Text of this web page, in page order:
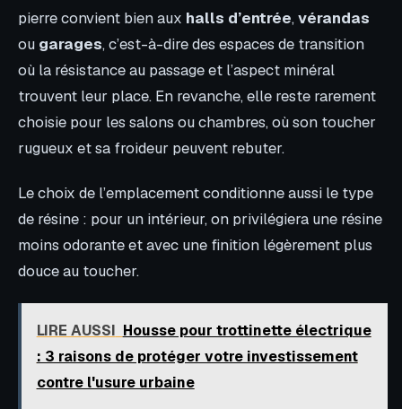
pierre convient bien aux halls d’entrée,vérandas
ou garages, c’est-à-dire des espaces de transition
où la résistance au passage et l’aspect minéral
trouvent leur place. En revanche, elle reste rarement
choisie pour les salons ou chambres, où son toucher
rugueux et sa froideur peuvent rebuter.
Le choix de l’emplacement conditionne aussi le type
de résine : pour un intérieur, on privilégiera une résine
moins odorante et avec une finition légèrement plus
douce au toucher.
LIRE AUSSI Housse pour trottinette électrique
: 3 raisons de protéger votre investissement
contre l'usure urbaine